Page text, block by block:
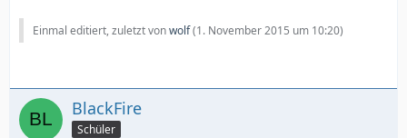
Einmal editiert, zuletzt vonwolf(1. November 2015 um 10:20)
BlackFire
Schüler